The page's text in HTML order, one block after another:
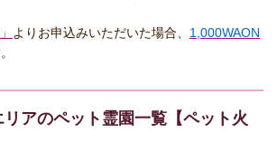
よりお申込みいただいた場合、 1,000WAON
アのペット霊園一覧【ペット火